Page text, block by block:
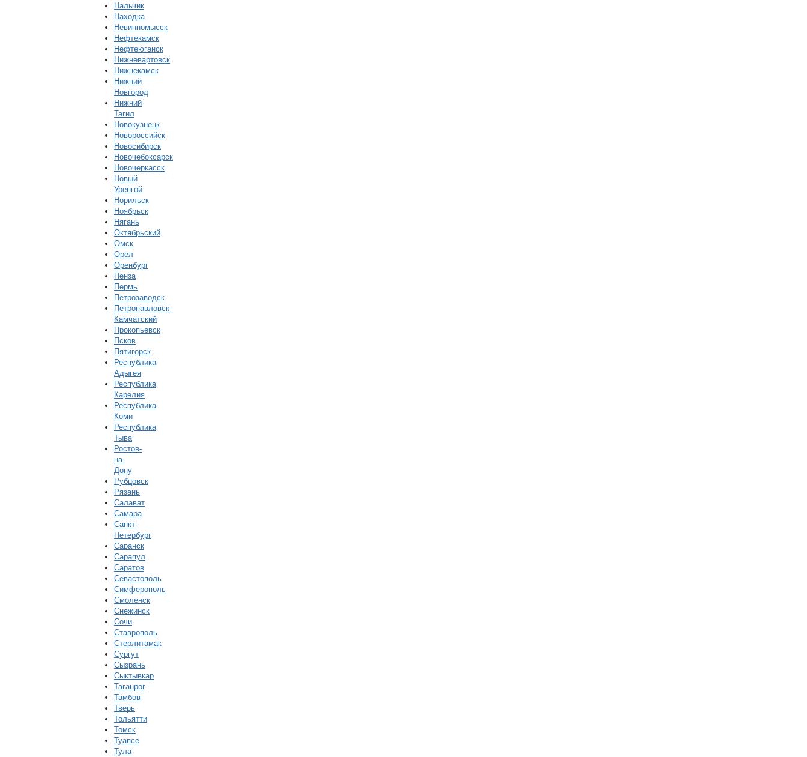
Нальчик
Находка
Невинномысск
Нефтекамск
Нефтеюганск
Нижневартовск
Нижнекамск
Нижний
Новгород
Нижний
Тагил
Новокузнецк
Новороссийск
Новосибирск
Новочебоксарск
Новочеркасск
Новый
Уренгой
Норильск
Ноябрьск
Нягань
Октябрьский
Омск
Орёл
Оренбург
Пенза
Пермь
Петрозаводск
Петропавловск-
Камчатский
Прокопьевск
Псков
Пятигорск
Республика
Адыгея
Республика
Карелия
Республика
Коми
Республика
Тыва
Ростов-
на-
Дону
Рубцовск
Рязань
Салават
Самара
Санкт-
Петербург
Саранск
Сарапул
Саратов
Севастополь
Симферополь
Смоленск
Снежинск
Сочи
Ставрополь
Стерлитамак
Сургут
Сызрань
Сыктывкар
Таганрог
Тамбов
Тверь
Тольятти
Томск
Туапсе
Тула